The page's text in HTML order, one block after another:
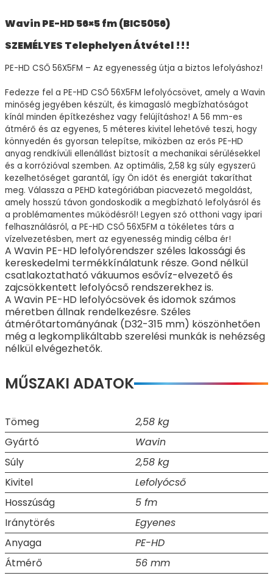
Wavin PE-HD 56×5 fm (BIC5056)
SZEMÉLYES Telephelyen Átvétel !!!
PE-HD CSŐ 56X5FM – Az egyenesség útja a biztos lefolyáshoz!
Fedezze fel a PE-HD CSŐ 56X5FM lefolyócsövet, amely a Wavin
minőség jegyében készült, és kimagasló megbízhatóságot
kínál minden építkezéshez vagy felújításhoz! A 56 mm-es
átmérő és az egyenes, 5 méteres kivitel lehetővé teszi, hogy
könnyedén és gyorsan telepítse, miközben az erős PE-HD
anyag rendkívüli ellenállást biztosít a mechanikai sérülésekkel
és a korrózióval szemben. Az optimális, 2,58 kg súly egyszerű
kezelhetőséget garantál, így Ön időt és energiát takaríthat
meg. Válassza a PEHD kategóriában piacvezető megoldást,
amely hosszú távon gondoskodik a megbízható lefolyásról és
a problémamentes működésről! Legyen szó otthoni vagy ipari
felhasználásról, a PE-HD CSŐ 56X5FM a tökéletes társ a
vízelvezetésben, mert az egyenesség mindig célba ér!
A Wavin PE-HD lefolyórendszer széles lakossági és
kereskedelmi termékkínálatunk része. Gond nélkül
csatlakoztatható vákuumos esővíz-elvezető és
zajcsökkentett lefolyócső rendszerekhez is.
A Wavin PE-HD lefolyócsövek és idomok számos
méretben állnak rendelkezésre. Széles
átmérőtartományának (D32-315 mm) köszönhetően
még a legkomplikáltabb szerelési munkák is nehézség
nélkül elvégezhetők.
MŰSZAKI ADATOK
Tömeg
2,58 kg
Gyártó
Wavin
Súly
2,58 kg
Kivitel
Lefolyócső
Hosszúság
5 fm
Iránytörés
Egyenes
Anyaga
PE-HD
Átmérő
56 mm